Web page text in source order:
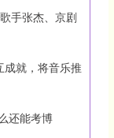
手张杰、京剧
成就，将音乐推
还能考博